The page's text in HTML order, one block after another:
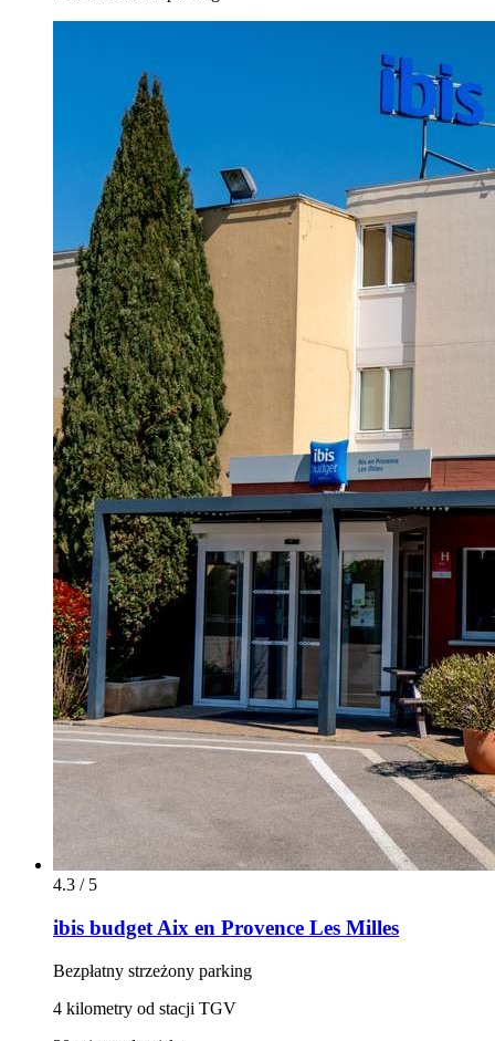
4.3 / 5
ibis budget Aix en Provence Les Milles
Bezpłatny strzeżony parking
4 kilometry od stacji TGV